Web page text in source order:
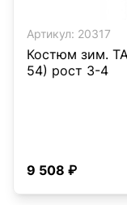
Артикул: 20317
Костюм зим.
54) рост 3-4
9 508 ₽